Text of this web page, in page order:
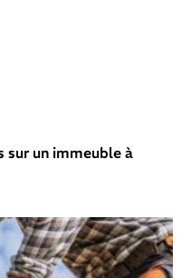
sur un immeuble à